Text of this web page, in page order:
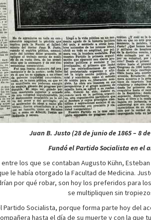
Juan B. Justo (28 de junio de 1865 – 8
Fundó el Partido Socialista en el
los que se contaban Augusto Kühn,
le había otorgado la Facultad de Medicina.
por qué robar, son hoy los preferidos
se multipliquen sin
Socialista, porque forma parte hoy del
hasta el día de su muerte y con la